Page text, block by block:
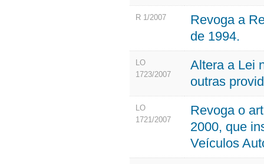
R 1/2007
Revoga a
de 1994.
LO
1723/2007
Altera a Lei
outras
LO
1721/2007
Revoga o
2000, que
Veículos